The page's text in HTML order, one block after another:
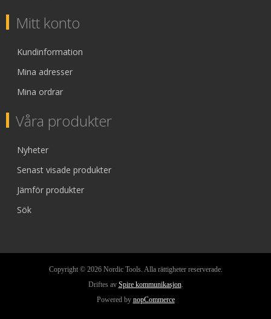
Mitt konto
Kundinformation
Mina adresser
Mina ordrar
Våra produkter
Nyheter
Senast visade produkter
Jämför produkter
Sök
Copyright © 2026 Nordic Tools. Alla rättigheter reserverade.
Driftes av Spire kommunikasjon.
Powered by nopCommerce